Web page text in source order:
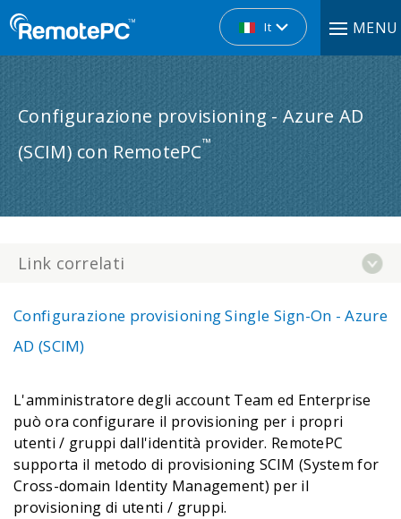
It MENU
Configurazione provisioning - Azure AD
(SCIM) con RemotePC™
Link correlati
Configurazione provisioning Single Sign-On - Azure
AD (SCIM)
L'amministratore degli account Team ed Enterprise
può ora configurare il provisioning per i propri
utenti / gruppi dall'identità provider. RemotePC
supporta il metodo di provisioning SCIM (System for
Cross-domain Identity Management) per il
provisioning di utenti / gruppi.